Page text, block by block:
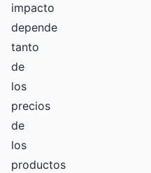
impacto
depende
tanto
de
los
precios
de
los
productos